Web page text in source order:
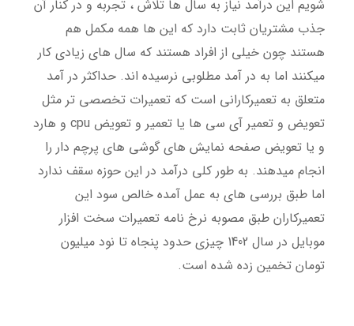
شویم این درآمد نیاز به سال ها تلاش ، تجربه و در کنار آن
جذب مشتریان ثابت دارد که این ها همه مکمل هم
هستند چون خیلی از افراد هستند که سال های زیادی کار
میکنند اما به در آمد مطلوبی نرسیده اند. حداکثر در آمد
متعلق به تعمیرکارانی است که تعمیرات تخصصی تر مثل
تعویض و تعمیر آی سی ها یا تعمیر و تعویض cpu و هارد
و یا تعویض صفحه نمایش های گوشی های پرچم دار را
انجام میدهند. به طور کلی درآمد در این حوزه سقف ندارد
اما طبق بررسی های به عمل آمده خالص سود این
تعمیرکاران طبق مصوبه نرخ نامه تعمیرات سخت افزار
موبایل در سال 1402 چیزی حدود پنجاه تا نود میلیون
تومان تخمین زده شده است.